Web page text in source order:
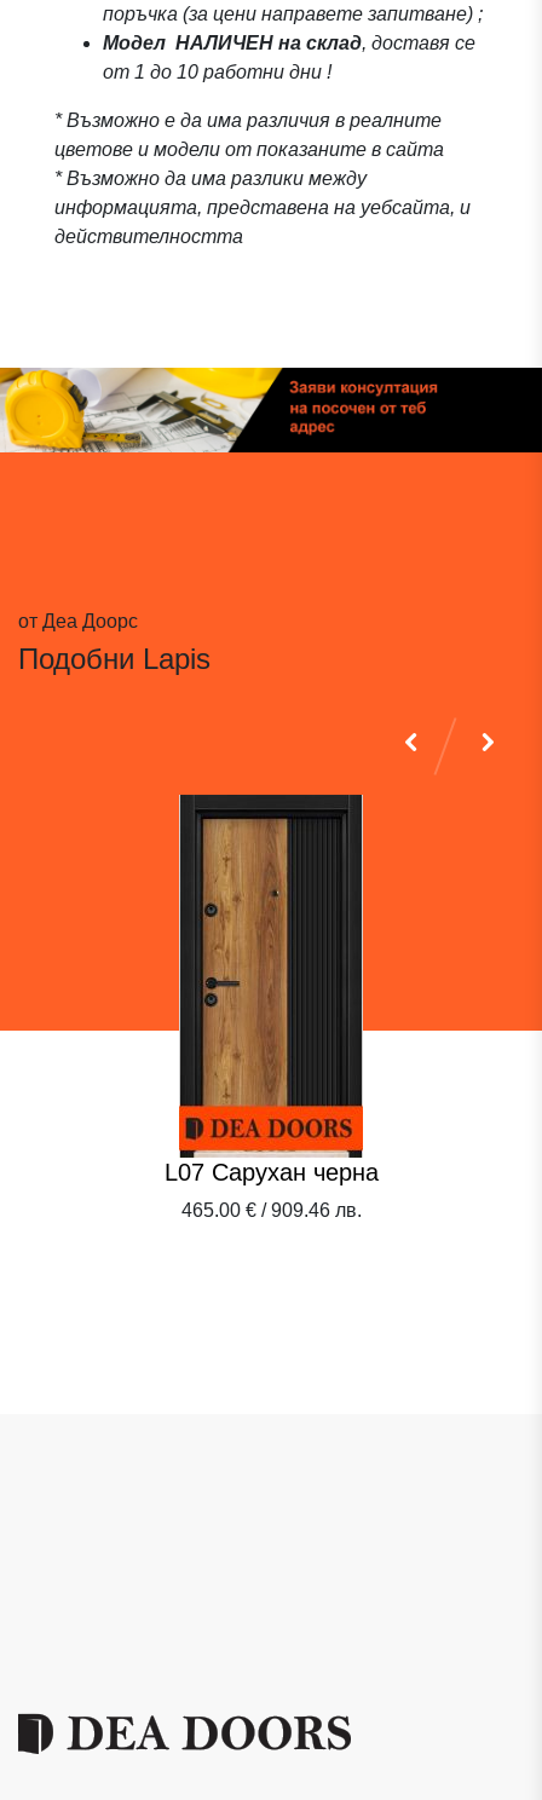
поръчка (за цени направете запитване) ;
Модел НАЛИЧЕН на склад, доставя се
от 1 до 10 работни дни !
* Възможно е да има различия в реалните
цветове и модели от показаните в сайта
* Възможно да има разлики между
информацията, представена на уебсайта, и
действителността
от Деа Доорс
Подобни Lapis
L07 Сарухан черна
465.00 € / 909.46 лв.